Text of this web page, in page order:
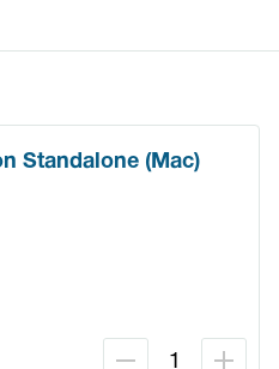
Standalone (Mac)